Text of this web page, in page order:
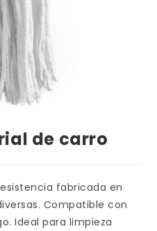
de carro
fabricada en
Compatible con
Ideal para limpieza